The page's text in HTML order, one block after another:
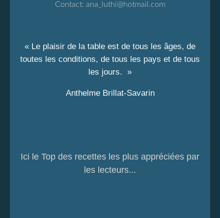
Contact: ana_luthi@hotmail.com
« Le plaisir de la table est de tous les âges, de
toutes les conditions, de tous les pays et de tous
les jours. »
Anthelme Brillat-Savarin
Ici le Top des recettes les plus appréciées par
les lecteurs...